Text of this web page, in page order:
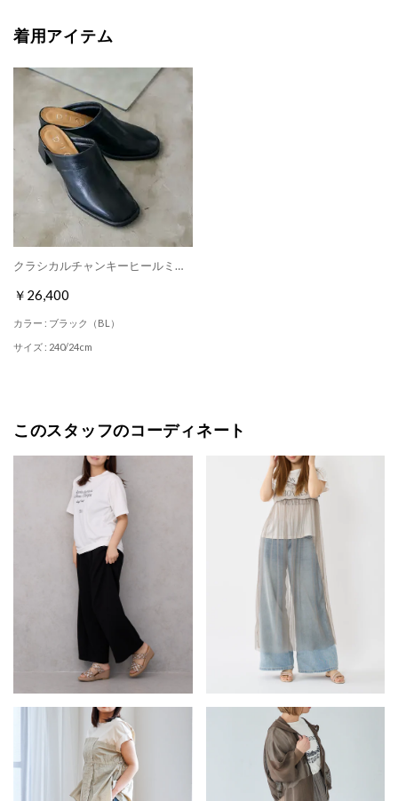
着用アイテム
クラシカルチャンキーヒールミュール （ブラック）
￥26,400
カラー : ブラック（BL）
サイズ : 240/24cm
このスタッフのコーディネート